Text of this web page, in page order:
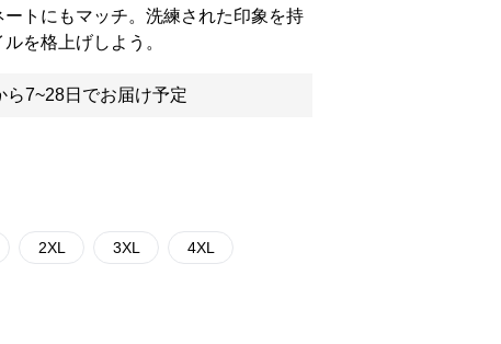
トにもマッチ。洗練された印象を持
を格上げしよう。
ら7~28日でお届け予定
2XL 3XL 4XL